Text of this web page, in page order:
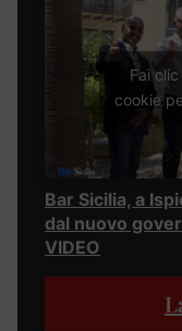
Fai
cookie
Bar Sicilia, a
dal nuovo
VIDEO